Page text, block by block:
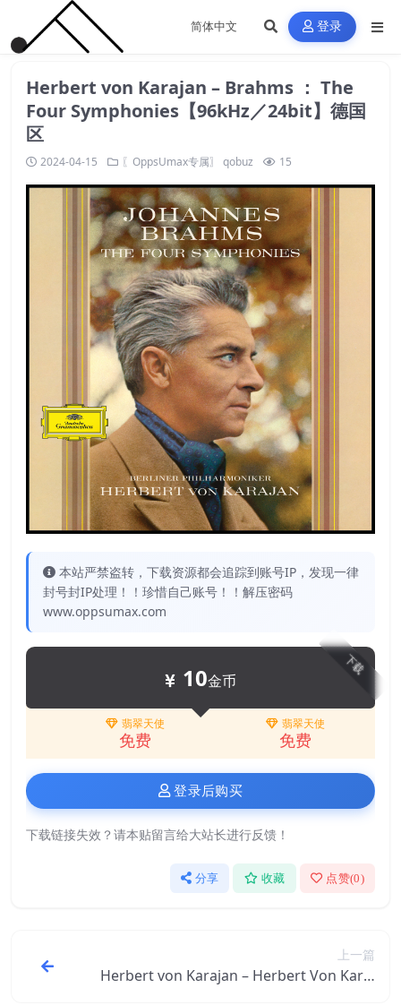
登录
Herbert von Karajan – Brahms ： The
Four Symphonies【96kHz／24bit】德国
区
2024-04-15 〖OppsUmax专属〗 qobuz 15
本站严禁盗转，下载资源都会追踪到账号IP，发现一律
封号封IP处理！！珍惜自己账号！！解压密码
www.oppsumax.com
下载
10金币
翡翠天使
免费
翡翠天使
免费
登录后购买
下载链接失效？请本贴留言给大站长进行反馈！
分享 收藏 点赞(0)
上一篇
Herbert von Karajan – Herbert Von Karaj